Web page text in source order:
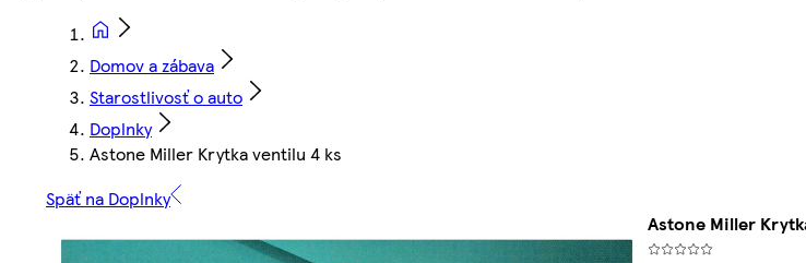
Domov a zábava
Starostlivosť o auto
Doplnky
Astone Miller Krytka ventilu 4 ks
Späť na Doplnky
Astone Miller